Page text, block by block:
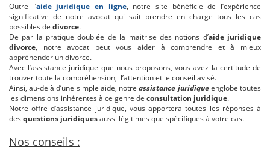
Outre l’aide juridique en ligne, notre site bénéficie de l’expérience
significative de notre avocat qui sait prendre en charge tous les cas
possibles de divorce.
De par la pratique doublée de la maitrise des notions d’aide juridique
divorce, notre avocat peut vous aider à comprendre et à mieux
appréhender un divorce.
Avec l’assistance juridique que nous proposons, vous avez la certitude de
trouver toute la compréhension, l’attention et le conseil avisé.
Ainsi, au-delà d’une simple aide, notreassistance juridiqueenglobe toutes
les dimensions inhérentes à ce genre de consultation juridique.
Notre offre d’assistance juridique, vous apportera toutes les réponses à
des questions juridiquesaussi légitimes que spécifiques à votre cas.
Nos conseils :